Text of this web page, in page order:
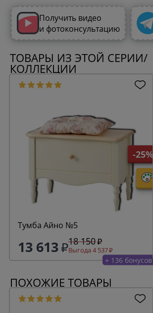
Получить видео
и фотоконсультацию
ТОВАРЫ ИЗ ЭТОЙ СЕРИИ/
КОЛЛЕКЦИИ
-25%
Тумба Айно №5
13 613 18 150
Выгода 4 537
+ 136 бонусов
ПОХОЖИЕ ТОВАРЫ